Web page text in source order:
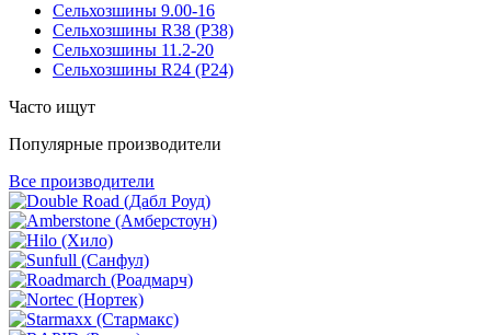
Сельхозшины 9.00-16
Сельхозшины R38 (Р38)
Сельхозшины 11.2-20
Сельхозшины R24 (Р24)
Часто ищут
Популярные производители
Все производители